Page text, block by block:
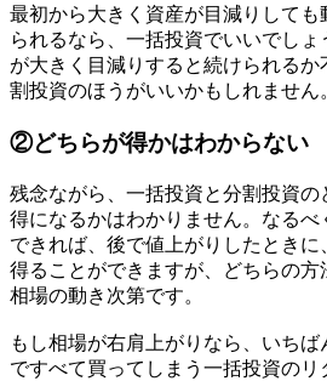
最初から大きく資産が目減りして
られるなら、一括投資でいいでし
が大きく目減りすると続けられる
割投資のほうがいいかもしれません
②どちらが得かはわからない
残念ながら、一括投資と分割投資の
得になるかはわかりません。なる
できれば、後で値上がりしたとき
得ることができますが、どちらの
相場の動き次第です。
もし相場が右肩上がりなら、いち
ですべて買ってしまう一括投資のリ